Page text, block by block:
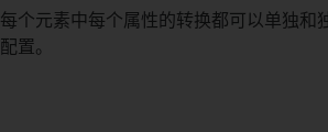
每个元素中每个属性的转换都可以单独和
配置。